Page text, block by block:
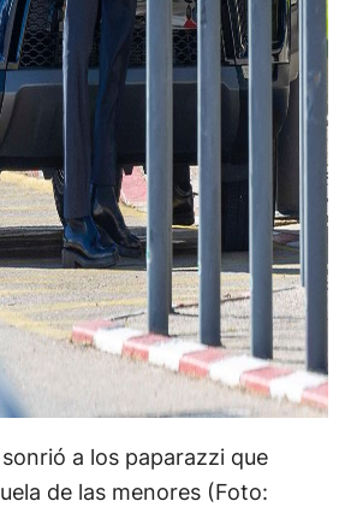
a los paparazzi que
de las menores (Foto: